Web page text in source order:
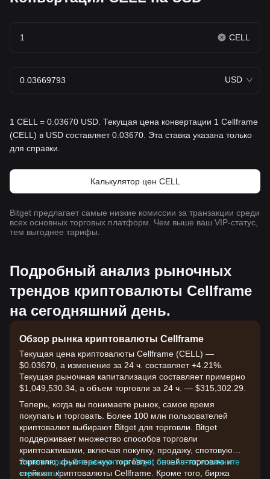
CELL
USD
1 CELL = 0.03670 USD. Текущая цена конвертации 1 Cellframe
(CELL) в USD составляет 0.03670. Эта ставка указана только
для справки.
Калькулятор цен CELL
Bitget предлагает самые низкие комиссии за транзакции среди
всех основных торговых платформ. Чем выше ваш VIP-статус,
тем выгоднее тарифы.
Подробный анализ рыночных
трендов криптовалюты Cellframe
на сегодняшний день.
Обзор рынка криптовалюты Cellframe
Текущая цена криптовалюты Cellframe (CELL) —
$0.03670, а изменение за 24 ч. составляет +4.21%.
Текущая рыночная капитализация составляет примерно
$1,049,530.34, а объем торговли за 24 ч. — $315,302.29.
Теперь, когда вы понимаете рынок, самое время
покупать и торговать. Более 100 млн пользователей
криптовалют выбирают Bitget для торговли. Bitget
поддерживает множество способов торговли
криптоактивами, включая покупку, продажу, спотовую
торговлю, фьючерсную торговлю, ончейн-торговлю и
стейкинг криптовалюты Cellframe. Кроме того, биржа
Зарегистрируйте аккаунт на Bitget бесплатно и начните
торговать!